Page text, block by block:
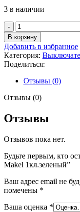
3 в наличии
Количество
товара
23801
Выключатель
Makel
1кл.зеленый
В корзину
Добавить в избранное
Категория:
Поделиться:
Отзывы (0)
Отзывы (0)
Отзывы
Отзывов пока нет.
Будьте первым, кто
Makel 1кл.зеленый”
Ваш адрес email не
помечены *
Ваша оценка *